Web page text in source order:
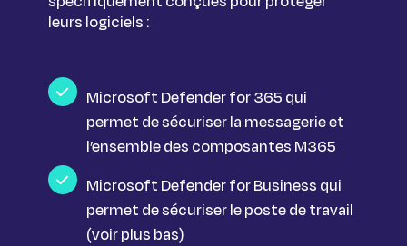
leurs logiciels :
Microsoft Defender for 365 qui
permet de sécuriser la messagerie et
l’ensemble des composantes M365
Microsoft Defender for Business qui
permet de sécuriser le poste de travail
(voir plus bas)